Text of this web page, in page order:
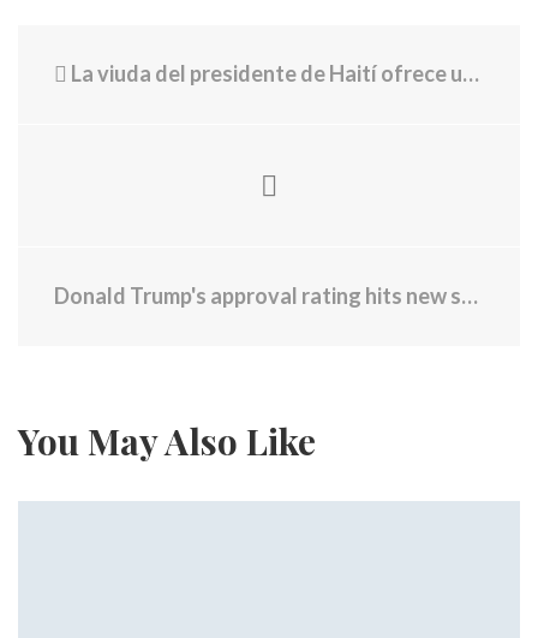
La viuda del presidente de Haití ofrece un testimonio desgarrador sobre el magnicidio
Donald Trump's approval rating hits new second-term low - Americans are pulling money out of their 401(k) funds at record rates
You May Also Like